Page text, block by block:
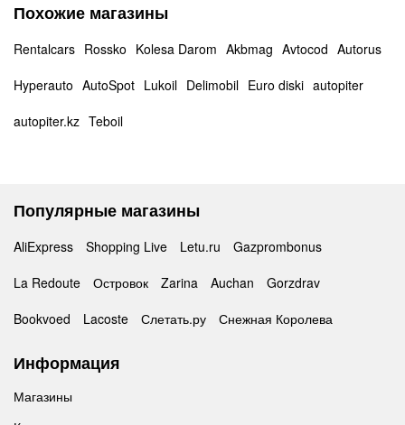
Похожие магазины
Rentalcars Rossko Kolesa Darom Akbmag Avtocod Autorus
Hyperauto AutoSpot Lukoil Delimobil Euro diski autopiter
autopiter.kz Teboil
Популярные магазины
AliExpress Shopping Live Letu.ru
Gazprombonus
La Redoute
Островок Zarina Auchan
Gorzdrav
Bookvoed
Lacoste Слетать.ру Снежная Королева
Информация
Магазины